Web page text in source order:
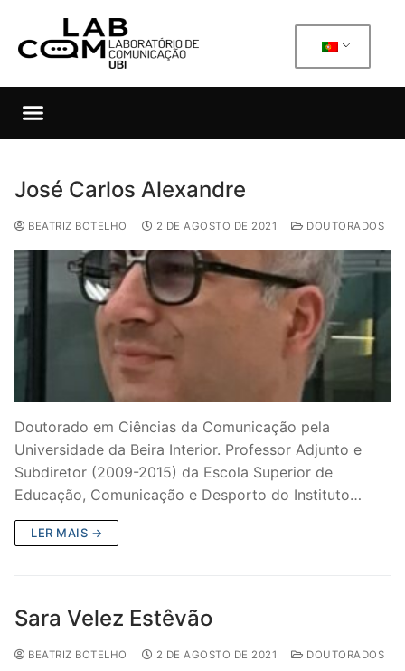
José Carlos Alexandre
BEATRIZ BOTELHO 2 DE AGOSTO DE 2021 DOUTORADOS
Doutorado em Ciências da Comunicação pela
Universidade da Beira Interior. Professor Adjunto e
Subdiretor (2009-2015) da Escola Superior de
Educação, Comunicação e Desporto do Instituto…
LER MAIS →
Sara Velez Estêvão
BEATRIZ BOTELHO 2 DE AGOSTO DE 2021 DOUTORADOS